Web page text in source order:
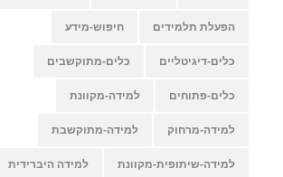
הפעלת תלמידים חיפוש-מידע
כלים-דיגיטליים כלים-מתוקשבים
כלים-פתוחים למידה-מקוונת
למידה-מרחוק למידה-מתוקשבת
למידה-שיתופית-מקוונת למידה היברידית